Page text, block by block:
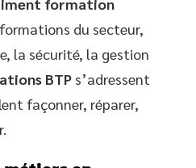
du secteur,
la sécurité, la gestion
BTP s’adressent
façonner, réparer,